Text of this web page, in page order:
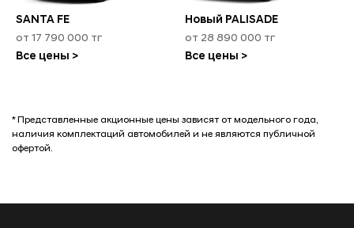
SANTA FE
от 17 790 000 тг
Все цены >
Новый PALISADE
от 28 890 000 тг
Все цены >
* Представленные акционные цены зависят от модельного года,
наличия комплектаций автомобилей и не являются публичной
офертой.